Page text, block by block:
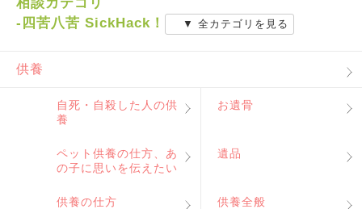
-四苦八苦 SickHack！
▼ 全カテゴリを見る
供養
自死・自殺した人の供
養
お遺骨
ペット供養の仕方、あ
の子に思いを伝えたい
遺品
供養の仕方 供養全般